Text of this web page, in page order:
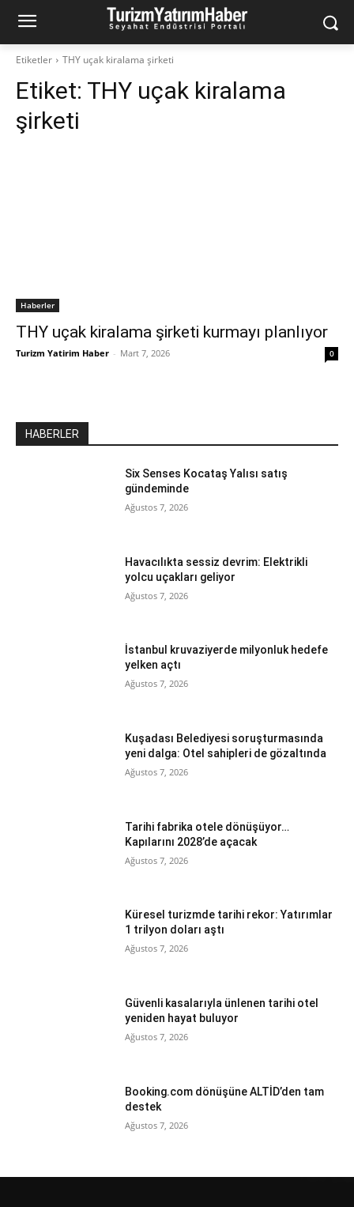
Etiketler THY uçak kiralama şirketi
Etiket: THY uçak kiralama
şirketi
Haberler
THY uçak kiralama şirketi kurmayı planlıyor
Turizm Yatirim Haber - Mart 7, 2026 0
HABERLER
Six Senses Kocataş Yalısı satış
gündeminde
Ağustos 7, 2026
Havacılıkta sessiz devrim: Elektrikli
yolcu uçakları geliyor
Ağustos 7, 2026
İstanbul kruvaziyerde milyonluk hedefe
yelken açtı
Ağustos 7, 2026
Kuşadası Belediyesi soruşturmasında
yeni dalga: Otel sahipleri de gözaltında
Ağustos 7, 2026
Tarihi fabrika otele dönüşüyor…
Kapılarını 2028’de açacak
Ağustos 7, 2026
Küresel turizmde tarihi rekor: Yatırımlar
1 trilyon doları aştı
Ağustos 7, 2026
Güvenli kasalarıyla ünlenen tarihi otel
yeniden hayat buluyor
Ağustos 7, 2026
Booking.com dönüşüne ALTİD’den tam
destek
Ağustos 7, 2026